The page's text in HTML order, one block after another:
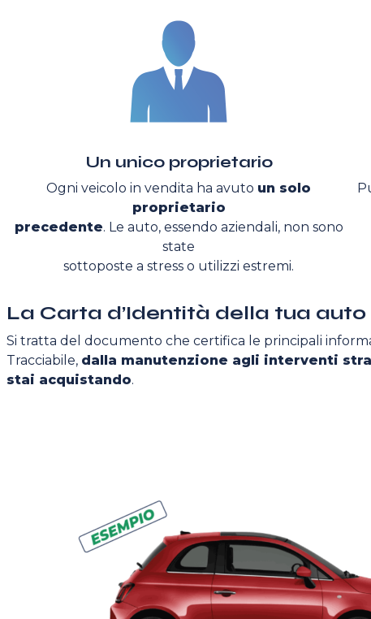
Un unico proprietario
Ogni veicolo in vendita ha avuto un solo
proprietario
precedente. Le auto, essendo aziendali, non sono
state
sottoposte a stress o utilizzi estremi.
La Carta d’Identità della tua auto
Si tratta del documento che certifica le principali
Tracciabile, dalla manutenzione agli interventi
stai acquistando.